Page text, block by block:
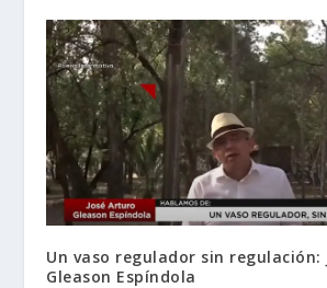
Un vaso regulador sin regulación:
Gleason Espíndola